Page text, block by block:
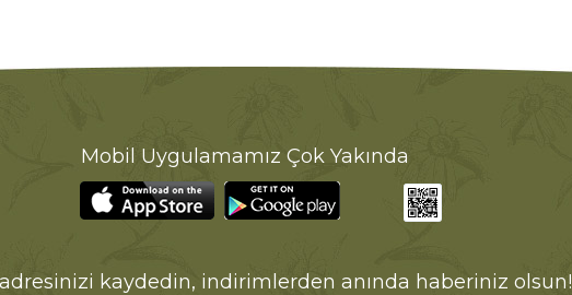
Mobil Uygulamamız Çok Yakında
kaydedin, indirimlerden anında haberiniz olsun!